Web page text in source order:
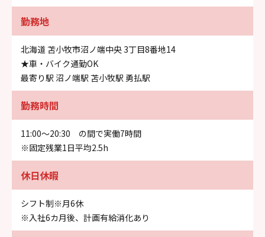
勤務地
北海道 苫小牧市沼ノ端中央 3丁目8番地14
★車・バイク通勤OK
最寄り駅 沼ノ端駅 苫小牧駅 勇払駅
勤務時間
11:00～20:30 の間で実働7時間
※固定残業1日平均2.5h
休日休暇
シフト制※月6休
※入社6カ月後、計画有給消化あり